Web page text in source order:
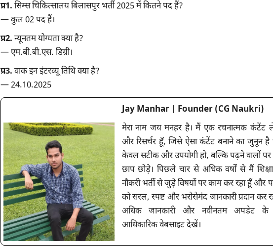
प्र1. सिम्स चिकित्सालय बिलासपुर भर्ती 2025 में कितने पद हैं?
— कुल 02 पद हैं।
प्र2. न्यूनतम योग्यता क्या है?
— एम.बी.बी.एस. डिग्री।
प्र3. वाक इन इंटरव्यू तिथि क्या है?
— 24.10.2025
Jay Manhar | Founder (CG Naukri)
मेरा नाम जय मनहर है। मैं एक रचनात्मक
और रिसर्चर हूँ, जिसे ऐसा कंटेंट बनाने का जुनून है
केवल सटीक और उपयोगी हो, बल्कि पढ़ने वालों पर
छाप छोड़े। पिछले चार से अधिक वर्षों से मैं
नौकरी भर्ती से जुड़े विषयों पर काम कर रहा हूँ और
को सरल, स्पष्ट और भरोसेमंद जानकारी प्रदान कर
अधिक जानकारी और नवीनतम अपडेट के
आधिकारिक वेबसाइट देखें।